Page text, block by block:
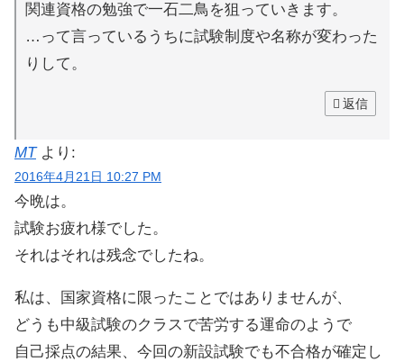
関連資格の勉強で一石二鳥を狙っていきます。
…って言っているうちに試験制度や名称が変わった
りして。
返信
MT より:
2016年4月21日 10:27 PM
今晩は。
試験お疲れ様でした。
それはそれは残念でしたね。
私は、国家資格に限ったことではありませんが、
どうも中級試験のクラスで苦労する運命のようで
自己採点の結果、今回の新設試験でも不合格が確定し